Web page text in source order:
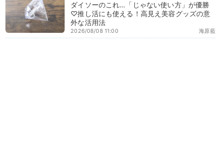
ダイソーのこれ…「じゃない使い方」が優勝
♡推し活にも使える！高見え美容グッズの意
外な活用法
海原藍
2026/08/08 11:00